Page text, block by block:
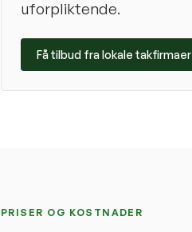
uforpliktende.
Få tilbud fra lokale takfirmaer
PRISER OG KOSTNADER